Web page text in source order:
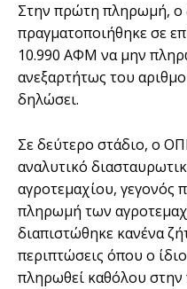
Στην πρώτη πληρωμή, ο
πραγματοποιήθηκε σε
10.990 ΑΦΜ να μην
ανεξαρτήτως του
δηλώσει.
Σε δεύτερο στάδιο, ο
αναλυτικό
αγροτεμαχίου, γεγονός
πληρωμή των
διαπιστώθηκε κανένα
περιπτώσεις όπου ο
πληρωθεί καθόλου